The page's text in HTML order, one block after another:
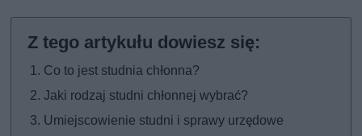
Co to jest studnia chłonna?
Jaki rodzaj studni chłonnej wybrać?
Umiejscowienie studni i sprawy urzędowe